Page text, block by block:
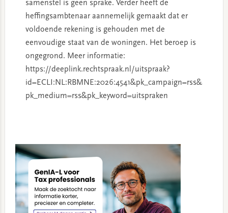
samenstel is geen sprake. Verder heeft de
heffingsambtenaar aannemelijk gemaakt dat er
voldoende rekening is gehouden met de
eenvoudige staat van de woningen. Het beroep is
ongegrond. Meer informatie:
https://deeplink.rechtspraak.nl/uitspraak?
id=ECLI:NL:RBMNE:2026:4541&pk_campaign=rss&
pk_medium=rss&pk_keyword=uitspraken
Sidebar